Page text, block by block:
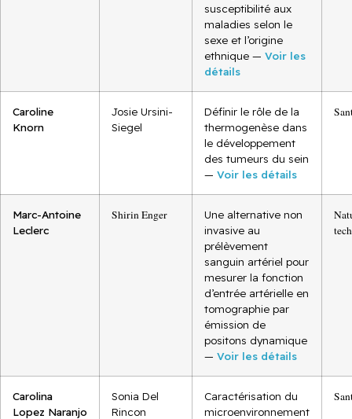
susceptibilité aux
maladies selon le
sexe et l’origine
ethnique — Voir les
détails
Caroline
Knorn
Josie Ursini-
Siegel
Définir le rôle de la
thermogenèse dans
le développement
des tumeurs du sein
— Voir les détails
Marc-Antoine
Leclerc
Shirin Enger
Une alternative non
invasive au
prélèvement
sanguin artériel pour
mesurer la fonction
d’entrée artérielle en
tomographie par
émission de
positons dynamique
— Voir les détails
Carolina
Lopez Naranjo
Sonia Del
Rincon
Caractérisation du
microenvironnement